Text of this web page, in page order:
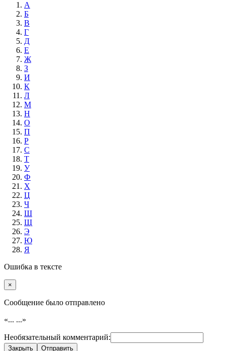
А
Б
В
Г
Д
Е
Ж
З
И
К
Л
М
Н
О
П
Р
С
Т
У
Ф
Х
Ц
Ч
Ш
Щ
Э
Ю
Я
Ошибка в тексте
×
Cообщение было отправлено
«... ...»
Необязательный комментарий:
Закрыть Отправить